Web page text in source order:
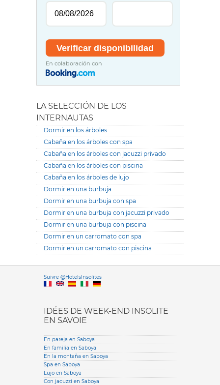
En colaboración con
LA SELECCIÓN DE LOS
INTERNAUTAS
Dormir en los árboles
Cabaña en los árboles con spa
Cabaña en los árboles con jacuzzi privado
Cabaña en los árboles con piscina
Cabaña en los árboles de lujo
Dormir en una burbuja
Dormir en una burbuja con spa
Dormir en una burbuja con jacuzzi privado
Dormir en una burbuja con piscina
Dormir en un carromato con spa
Dormir en un carromato con piscina
Suivre @HotelsInsolitesVersione
IDÉES DE WEEK-END INSOLITE
EN SAVOIE
En pareja en Saboya
En familia en Saboya
En la montaña en Saboya
Spa en Saboya
Lujo en Saboya
Con jacuzzi en Saboya